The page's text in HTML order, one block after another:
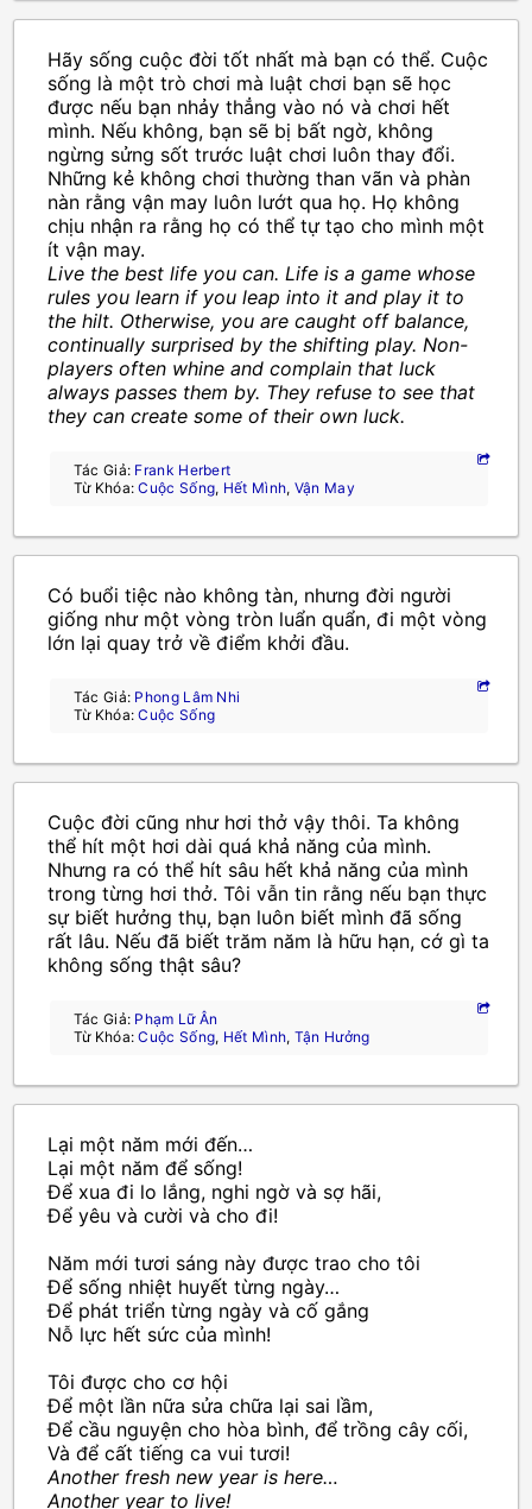
Hãy sống cuộc đời tốt nhất mà bạn có thể. Cuộc
sống là một trò chơi mà luật chơi bạn sẽ học
được nếu bạn nhảy thẳng vào nó và chơi hết
mình. Nếu không, bạn sẽ bị bất ngờ, không
ngừng sửng sốt trước luật chơi luôn thay đổi.
Những kẻ không chơi thường than vãn và phàn
nàn rằng vận may luôn lướt qua họ. Họ không
chịu nhận ra rằng họ có thể tự tạo cho mình một
ít vận may.
Live the best life you can. Life is a game whose
rules you learn if you leap into it and play it to
the hilt. Otherwise, you are caught off balance,
continually surprised by the shifting play. Non-
players often whine and complain that luck
always passes them by. They refuse to see that
they can create some of their own luck.
Tác Giả: Frank Herbert
Từ Khóa:Cuộc Sống, Hết Mình, Vận May
Có buổi tiệc nào không tàn, nhưng đời người
giống như một vòng tròn luẩn quẩn, đi một vòng
lớn lại quay trở về điểm khởi đầu.
Tác Giả: Phong Lâm Nhi
Từ Khóa:Cuộc Sống
Cuộc đời cũng như hơi thở vậy thôi. Ta không
thể hít một hơi dài quá khả năng của mình.
Nhưng ra có thể hít sâu hết khả năng của mình
trong từng hơi thở. Tôi vẫn tin rằng nếu bạn thực
sự biết hưởng thụ, bạn luôn biết mình đã sống
rất lâu. Nếu đã biết trăm năm là hữu hạn, cớ gì ta
không sống thật sâu?
Tác Giả: Phạm Lữ Ân
Từ Khóa:Cuộc Sống, Hết Mình, Tận Hưởng
Lại một năm mới đến…
Lại một năm để sống!
Để xua đi lo lắng, nghi ngờ và sợ hãi,
Để yêu và cười và cho đi!
Năm mới tươi sáng này được trao cho tôi
Để sống nhiệt huyết từng ngày…
Để phát triển từng ngày và cố gắng
Nỗ lực hết sức của mình!
Tôi được cho cơ hội
Để một lần nữa sửa chữa lại sai lầm,
Để cầu nguyện cho hòa bình, để trồng cây cối,
Và để cất tiếng ca vui tươi!
Another fresh new year is here…
Another year to live!